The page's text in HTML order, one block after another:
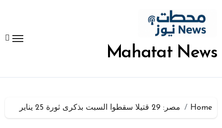
المحتوى
Mahatat News
Home مصر: 29 قتيلا سقطوا السبت بذكرى ثورة 25 يناير